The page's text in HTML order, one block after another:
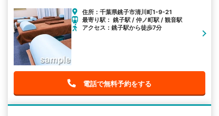
住所：千葉県銚子市清川町1-9-21
最寄り駅： 銚子駅 / 仲ノ町駅 / 観音駅
アクセス：銚子駅から徒歩7分
電話で無料予約をする